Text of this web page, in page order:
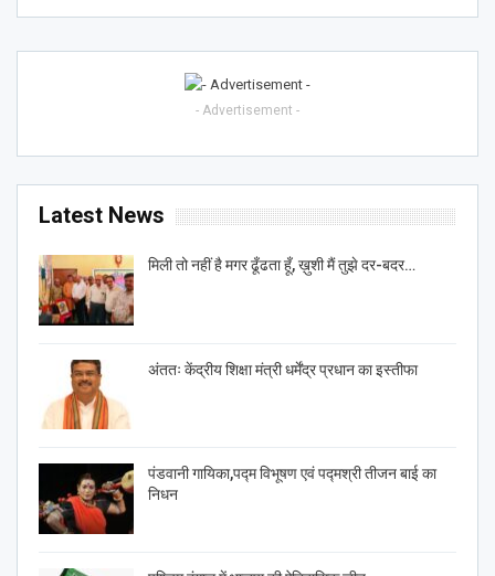
- Advertisement -
Latest News
मिली तो नहीं है मगर ढूँढता हूँ, ख़ुशी मैं तुझे दर-बदर…
अंततः केंद्रीय शिक्षा मंत्री धर्मेंद्र प्रधान का इस्तीफा
पंडवानी गायिका,पद्म विभूषण एवं पद्मश्री तीजन बाई का
निधन